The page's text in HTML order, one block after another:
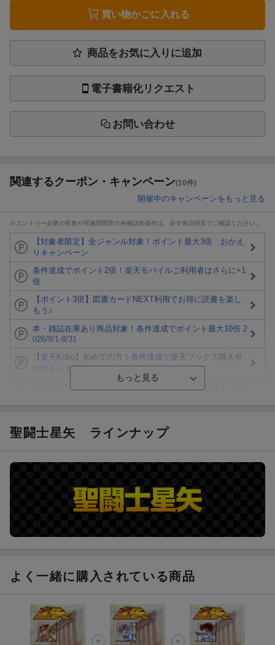
買い物かごに入れる
商品をお気に入りに追加
電子書籍化リクエスト
お問い合わせ
関連するクーポン・キャンペーン(10件)
開催中のキャンペーンをもっと見る
※エントリー必要の有無や実施期間等の各種詳細条件は、必ず各説明頁でご確認ください。
【対象者限定】全ジャンル対象！ポイント最大3倍 おかえ
りキャンペーン
条件達成でポイント2倍！楽天モバイルご利用者はさらに+1
倍
【ポイント3倍】図書カードNEXT利用でお得に読書を楽し
もう♪
本・雑誌在庫あり商品対象！条件達成でポイント最大10倍 2
026/8/1-8/31
【楽天Kobo】初めての方！条件達成で楽天ブックス購入分
がポイント20倍
ト山分け
楽天モバイル紹介キャンペーンの拡散で300円OFFクーポン
聖闘士星矢 ラインナップ
よく一緒に購入されている商品